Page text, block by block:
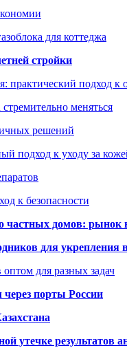
для коттеджа
стройки
практический подход к
меняться
решений
подход к уходу за
к безопасности
частных домов: рынок
для укрепления
для разных задач
через порты России
утечке результатов